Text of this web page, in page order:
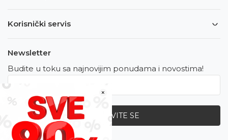
×
Korisnički servis
Newsletter
Budite u toku sa najnovijim ponudama i novostima!
PRIJAVITE SE